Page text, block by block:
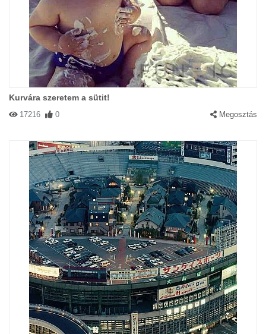
Kurvára szeretem a sütit!
17216 0 Megosztás